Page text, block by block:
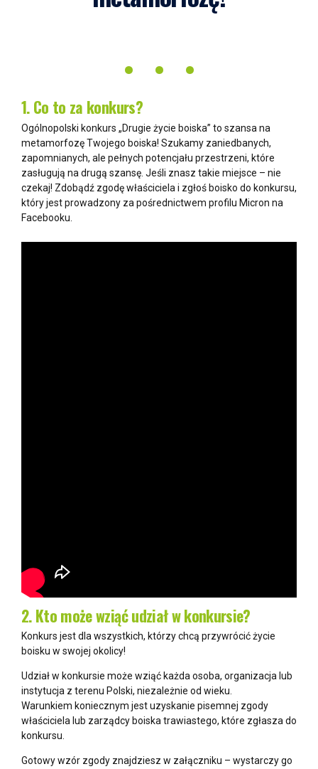
• • •
1. Co to za konkurs?
Ogólnopolski konkurs „Drugie życie boiska” to szansa na
metamorfozę Twojego boiska! Szukamy zaniedbanych,
zapomnianych, ale pełnych potencjału przestrzeni, które
zasługują na drugą szansę. Jeśli znasz takie miejsce – nie
czekaj! Zdobądź zgodę właściciela i zgłoś boisko do konkursu,
który jest prowadzony za pośrednictwem profilu Micron na
Facebooku.
2. Kto może wziąć udział w konkursie?
Konkurs jest dla wszystkich, którzy chcą przywrócić życie
boisku w swojej okolicy!
Udział w konkursie może wziąć każda osoba, organizacja lub
instytucja z terenu Polski, niezależnie od wieku.
Warunkiem koniecznym jest uzyskanie pisemnej zgody
właściciela lub zarządcy boiska trawiastego, które zgłasza do
konkursu.
Gotowy wzór zgody znajdziesz w załączniku – wystarczy go